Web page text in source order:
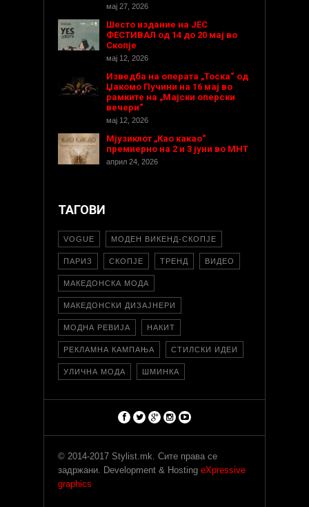
мај 27, 2026
Шесто издание на ЈЕС
ФЕСТИВАЛ од 14 до 20 мај во
Скопје
мај 12, 2026
Изведба на операта „Тоска“ од
Џакомо Пучини на 16 мај во
рамките на „Мајски оперски
вечери“
мај 12, 2026
Мјузиклот „Као какао“
премиерно на 2 и 3 јуни во МНТ
април 24, 2026
ТАГОВИ
VOGUE МОДЕН ВИКЕНД-СКОПЈЕ
ПАРИЗ СКОПЈЕ ТРЕНД ВИДЕО
МАКЕДОНСКА МОДА
МАКЕДОНСКИ ДИЗАЈНЕРИ
МОДНА РЕВИЈА НАКИТ
РЕКЛАМНА КАМПАЊА СТИЛСКИ ИДЕИ
УЛИЧНА МОДА ШМИНКА
© 2014-2017 Stylist.mk. Сите права се
задржани. Development & Hosting eXpressive
graphics